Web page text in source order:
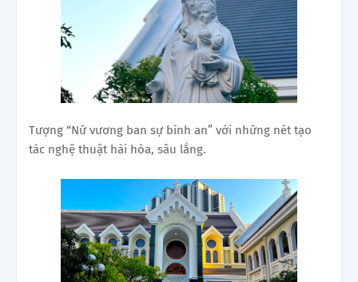
Tượng “Nữ vương ban sự bình an” với những nét tạo
tác nghệ thuật hài hòa, sâu lắng.